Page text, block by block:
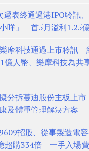
遞表終通過港IPO聆訊
咩」 首5月溢利1.25
摩科技通過上市聆訊
億人幣、樂摩科技為共
分拆蔓迪股份主板上
及體重管理解決方案
招股、從事製造電
超購334倍 一手入場